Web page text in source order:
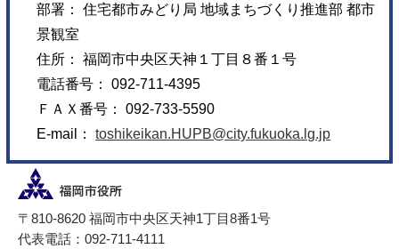
部署： 住宅都市みどり局 地域まちづくり推進部 都市
景観室
住所： 福岡市中央区天神１丁目８番１号
電話番号： 092-711-4395
ＦＡＸ番号： 092-733-5590
E-mail：toshikeikan.HUPB@city.fukuoka.lg.jp
〒810-8620 福岡市中央区天神1丁目8番1号
代表電話：092-711-4111